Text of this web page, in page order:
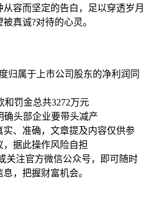
容而坚定的告白，足以穿透岁月
真诚?对待的心灵。
归属于上市公司股东的净利润同
和罚金总共3272万元
确头部企业要带头减产
、准确，文章提及内容仅供参
据此操作风险自担
关注官方微信公众号，即可随时
，把握财富机会。